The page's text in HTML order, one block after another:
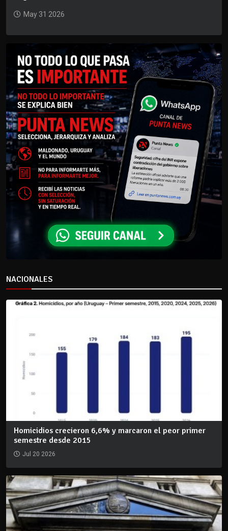
May 31 2026
NACIONALES
Homicidios crecieron 6,6% y marcaron el peor primer
semestre desde 2015
Jul 20 2026